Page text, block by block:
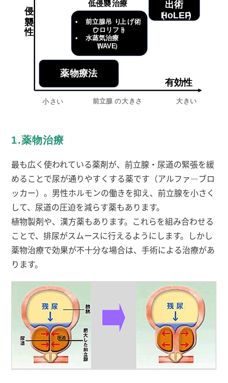
1.薬物治療
最も広く使われている薬剤が、前立腺・尿道の緊張を緩
めることで尿が通りやすくする薬です（アルファ―ブロ
ッカー）。男性ホルモンの働きを抑え、前立腺を小さく
して、尿道の圧迫を減らす薬もあります。
植物製剤や、漢方薬もあります。これらを組み合わせる
ことで、排尿がスムースに行えるようにします。しかし
薬物治療で効果が不十分な場合は、手術による治療があ
ります。